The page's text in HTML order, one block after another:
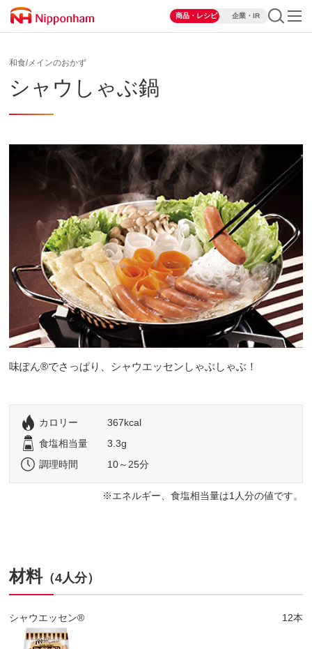
商品・レシピ 企業・IR
和食/メインのおかず
シャウしゃぶ鍋
味ぽん®でさっぱり、シャウエッセンしゃぶしゃぶ！
カロリー
367kcal
食塩相当量
3.3g
調理時間
10～25分
エネルギー、食塩相当量は1人分の値です。
材料（4人分）
シャウエッセン® 12本